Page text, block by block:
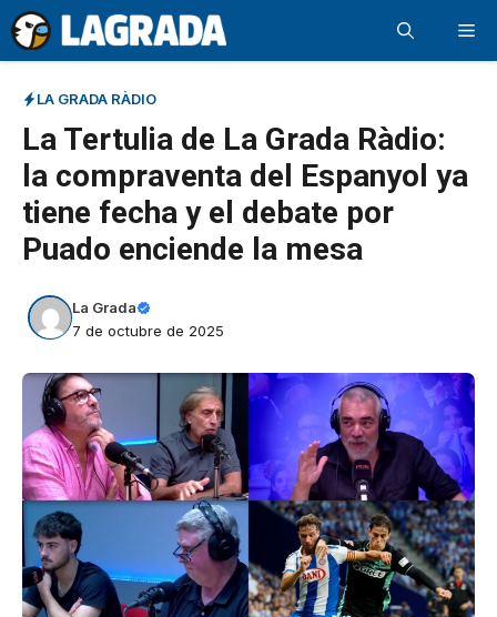
Saltar
al
contenido
LA GRADA RÀDIO
La Tertulia de La Grada Ràdio:
la compraventa del Espanyol ya
tiene fecha y el debate por
Puado enciende la mesa
La Grada
7 de octubre de 2025